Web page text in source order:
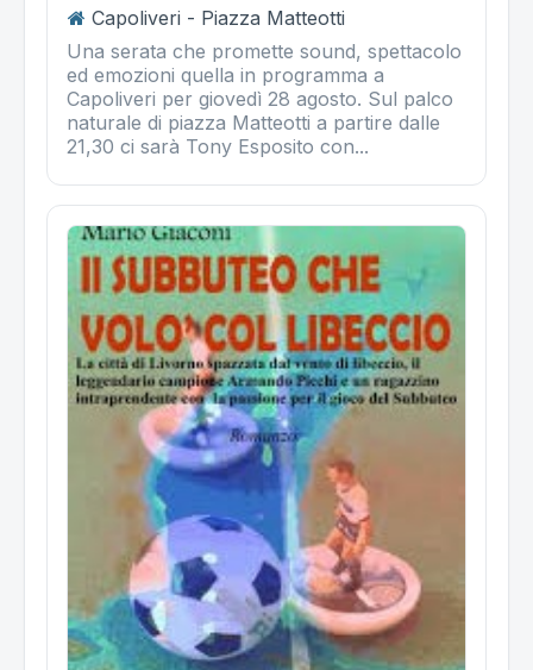
Capoliveri - Piazza Matteotti
Una serata che promette sound, spettacolo
ed emozioni quella in programma a
Capoliveri per giovedì 28 agosto. Sul palco
naturale di piazza Matteotti a partire dalle
21,30 ci sarà Tony Esposito con...